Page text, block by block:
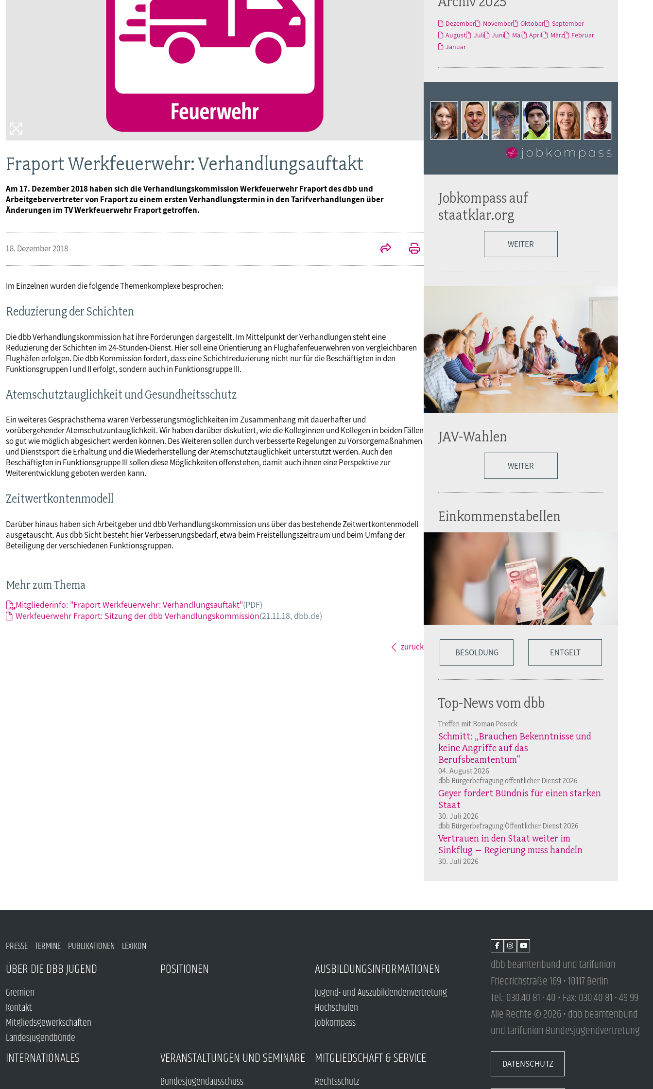
Landesjugendbünde
VERANSTALTUNGEN UND SEMINARE
Ideencampus
Parlamentarisches Sommerfest
Akademie
Verlag
Fraport Werkfeuerwehr: Verhandlungsauftakt
Am 17. Dezember 2018 haben sich die Verhandlungskommission Werkfeuerwehr Fraport des dbb und
Arbeitgebervertreter von Fraport zu einem ersten Verhandlungstermin in den Tarifverhandlungen über
Änderungen im TV Werkfeuerwehr Fraport getroffen.
18. Dezember 2018
Im Einzelnen wurden die folgende Themenkomplexe besprochen:
Reduzierung der Schichten
Die dbb Verhandlungskommission hat ihre Forderungen dargestellt. Im Mittelpunkt der Verhandlungen steht eine
Reduzierung der Schichten im 24-Stunden-Dienst. Hier soll eine Orientierung an Flughafenfeuerwehren von vergleichbaren
Flughäfen erfolgen. Die dbb Kommission fordert, dass eine Schichtreduzierung nicht nur für die Beschäftigten in den
Funktionsgruppen I und II erfolgt, sondern auch in Funktionsgruppe III.
Atemschutztauglichkeit und Gesundheitsschutz
Ein weiteres Gesprächsthema waren Verbesserungsmöglichkeiten im Zusammenhang mit dauerhafter und
vorübergehender Atemschutzuntauglichkeit. Wir haben darüber diskutiert, wie die Kolleginnen und Kollegen in beiden Fällen
so gut wie möglich abgesichert werden können. Des Weiteren sollen durch verbesserte Regelungen zu Vorsorgemaßnahmen
und Dienstsport die Erhaltung und die Wiederherstellung der Atemschutztauglichkeit unterstützt werden. Auch den
Beschäftigten in Funktionsgruppe III sollen diese Möglichkeiten offenstehen, damit auch ihnen eine Perspektive zur
Weiterentwicklung geboten werden kann.
Zeitwertkontenmodell
Darüber hinaus haben sich Arbeitgeber und dbb Verhandlungskommission uns über das bestehende Zeitwertkontenmodell
ausgetauscht. Aus dbb Sicht besteht hier Verbesserungsbedarf, etwa beim Freistellungszeitraum und beim Umfang der
Beteiligung der verschiedenen Funktionsgruppen.
Mehr zum Thema
Mitgliederinfo: "Fraport Werkfeuerwehr: Verhandlungsauftakt"(PDF)
Werkfeuerwehr Fraport: Sitzung der dbb Verhandlungskommission(21.11.18, dbb.de)
zurück
Dezember November Oktober
September
August
Juli Juni Mai April März
Februar
Januar
Jobkompass auf
staatklar.org
WEITER
JAV-Wahlen
WEITER
Einkommenstabellen
BESOLDUNG ENTGELT
Top-News vom dbb
Treffen mit Roman Poseck
Schmitt: „Brauchen Bekenntnisse und
keine Angriffe auf das
Berufsbeamtentum“
04. August 2026
dbb Bürgerbefragung öffentlicher Dienst 2026
Geyer fordert Bündnis für einen starken
Staat
30. Juli 2026
dbb Bürgerbefragung Öffentlicher Dienst 2026
Vertrauen in den Staat weiter im
Sinkflug – Regierung muss handeln
30. Juli 2026
PRESSE TERMINE PUBLIKATIONEN LEXIKON
ÜBER DIE DBB JUGEND
Gremien
Kontakt
Mitgliedsgewerkschaften
Landesjugendbünde
POSITIONEN AUSBILDUNGSINFORMATIONEN
Jugend- und Auszubildendenvertretung
Hochschulen
Jobkompass
INTERNATIONALES VERANSTALTUNGEN UND SEMINARE
Bundesjugendausschuss
MITGLIEDSCHAFT & SERVICE
Rechtsschutz
dbb beamtenbund und tarifunion
Friedrichstraße 169 • 10117 Berlin
Tel.: 030.40 81 - 40 • Fax: 030.40 81 - 49 99
Alle Rechte © 2026 • dbb beamtenbund
und tarifunion Bundesjugendvertretung
DATENSCHUTZ